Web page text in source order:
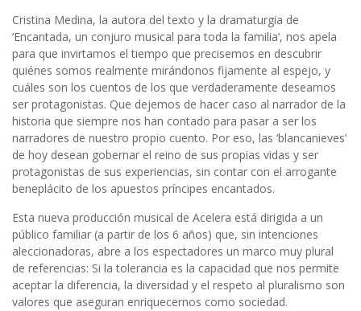
Cristina Medina, la autora del texto y la dramaturgia de
‘Encantada, un conjuro musical para toda la familia’, nos apela
para que invirtamos el tiempo que precisemos en descubrir
quiénes somos realmente mirándonos fijamente al espejo, y
cuáles son los cuentos de los que verdaderamente deseamos
ser protagonistas. Que dejemos de hacer caso al narrador de la
historia que siempre nos han contado para pasar a ser los
narradores de nuestro propio cuento. Por eso, las ‘blancanieves’
de hoy desean gobernar el reino de sus propias vidas y ser
protagonistas de sus experiencias, sin contar con el arrogante
beneplácito de los apuestos príncipes encantados.
Esta nueva producción musical de Acelera está dirigida a un
público familiar (a partir de los 6 años) que, sin intenciones
aleccionadoras, abre a los espectadores un marco muy plural
de referencias: Si la tolerancia es la capacidad que nos permite
aceptar la diferencia, la diversidad y el respeto al pluralismo son
valores que aseguran enriquecernos como sociedad.